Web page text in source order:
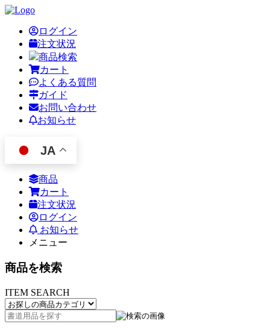
ログイン
注文状況
商品検索
カート
よくある質問
ガイド
お問い合わせ
お知らせ
JA
商品
カート
注文状況
ログイン
お知らせ
メニュー
商品を検索
ITEM SEARCH